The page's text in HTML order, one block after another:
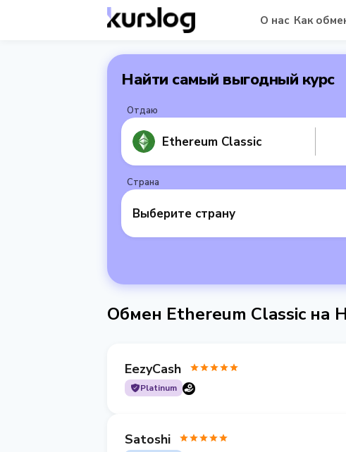
О нас Как
Найти самый выгодный курс
Отдаю
Ethereum Classic
Страна
Выберите страну
Обмен Ethereum Classic на
EezyCash
Platinum
Satoshi